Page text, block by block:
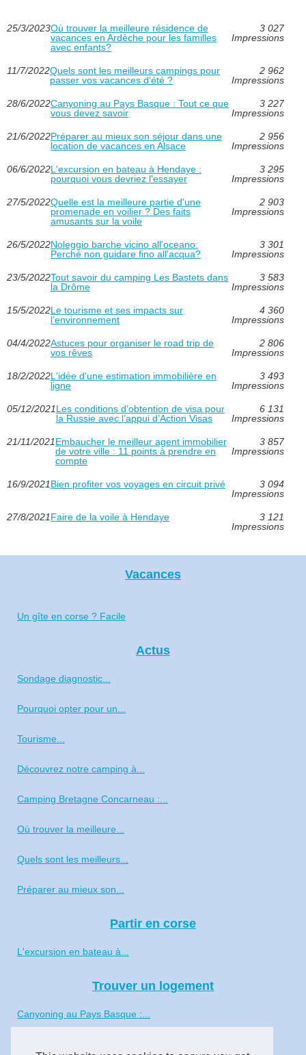
25/3/2023Où trouver la meilleure résidence de
vacances en Ardèche pour les familles
avec enfants?
3 027
Impressions
11/7/2022Quels sont les meilleurs campings pour
passer vos vacances d’été ?
2 962
Impressions
28/6/2022Canyoning au Pays Basque : Tout ce que
vous devez savoir
3 227
Impressions
21/6/2022Préparer au mieux son séjour dans une
location de vacances en Alsace
2 956
Impressions
06/6/2022L'excursion en bateau à Hendaye :
pourquoi vous devriez l'essayer
3 295
Impressions
27/5/2022Quelle est la meilleure partie d'une
promenade en voilier ? Des faits
amusants sur la voile
2 903
Impressions
26/5/2022Noleggio barche vicino all'oceano:
Perché non guidare fino all'acqua?
3 301
Impressions
23/5/2022Tout savoir du camping Les Bastets dans
la Drôme
3 583
Impressions
15/5/2022Le tourisme et ses impacts sur
l’environnement
4 360
Impressions
04/4/2022Astuces pour organiser le road trip de
vos rêves
2 806
Impressions
18/2/2022L'idée d'une estimation immobilière en
ligne
3 493
Impressions
05/12/2021Les conditions d’obtention de visa pour
la Russie avec l’appui d’Action Visas
6 131
Impressions
21/11/2021Embaucher le meilleur agent immobilier
de votre ville : 11 points à prendre en
compte
3 857
Impressions
16/9/2021Bien profiter vos voyages en circuit privé
3 094
Impressions
27/8/2021Faire de la voile à Hendaye
3 121
Impressions
Vacances
Un gîte en corse ? Facile
Actus
Sondage diagnostic...
Pourquoi opter pour un...
Tourisme...
Découvrez notre camping à...
Camping Bretagne Concarneau :...
Où trouver la meilleure...
Quels sont les meilleurs...
Préparer au mieux son...
Partir en corse
L'excursion en bateau à...
Trouver un logement
Canyoning au Pays Basque :...